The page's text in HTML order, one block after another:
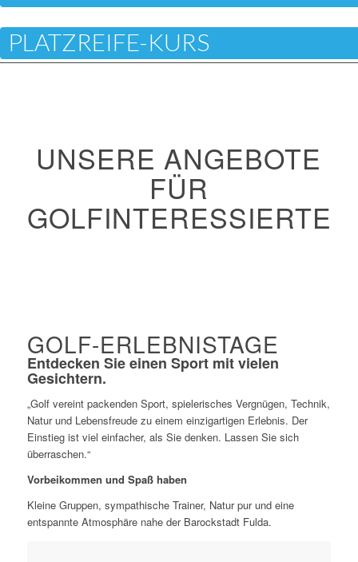
PLATZREIFE-KURS
CLUB-LEBEN
UNSERE ANGEBOTE
FÜR
GOLFINTERESSIERTE
GOLF-ERLEBNISTAGE
Entdecken Sie einen Sport mit vielen
Gesichtern.
„Golf vereint packenden Sport, spielerisches Vergnügen, Technik,
Natur und Lebensfreude zu einem einzigartigen Erlebnis. Der
Einstieg ist viel einfacher, als Sie denken. Lassen Sie sich
überraschen.“
Vorbeikommen und Spaß haben
Kleine Gruppen, sympathische Trainer, Natur pur und eine
entspannte Atmosphäre nahe der Barockstadt Fulda.